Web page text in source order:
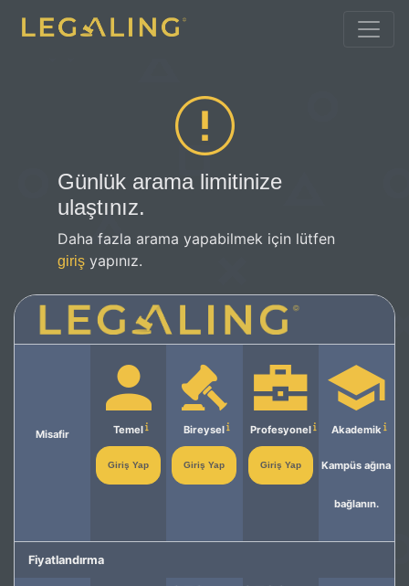
Günlük arama limitinize
ulaştınız.
Daha fazla arama yapabilmek için lütfen
giriş yapınız.
Misafir Temel
Giriş Yap
Bireysel
Giriş Yap
Profesyonel
Giriş Yap
Akademik
Kampüs ağına
bağlanın.
Fiyatlandırma